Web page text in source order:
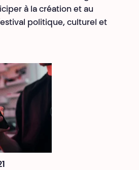
à la création et au
politique, culturel et